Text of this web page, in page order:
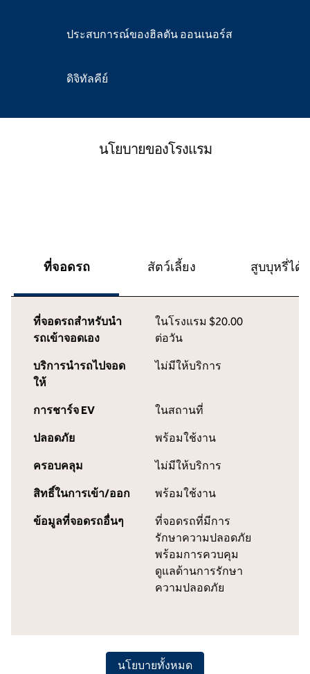
ประสบการณ์ของฮิลตัน ออนเนอร์ส
ดิจิทัลคีย์
นโยบายของโรงแรม
ที่จอดรถ สัตว์เลี้ยง สูบบุหรี่ได้
ที่จอดรถสำหรับนำ
รถเข้าจอดเอง
ในโรงแรม $20.00
ต่อวัน
บริการนำรถไปจอด
ให้
ไม่มีให้บริการ
การชาร์จ EV ในสถานที่
ปลอดภัย พร้อมใช้งาน
ครอบคลุม ไม่มีให้บริการ
สิทธิ์ในการเข้า/ออก พร้อมใช้งาน
ข้อมูลที่จอดรถอื่นๆ
ที่จอดรถที่มีการ
รักษาความปลอดภัย
พร้อมการควบคุม
ดูแลด้านการรักษา
ความปลอดภัย
นโยบายทั้งหมด